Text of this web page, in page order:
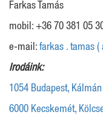
Farkas Tamás
mobil: +36 70 381 05
e-mail: farkas . tamas (
Irodáink:
1054 Budapest,
6000 Kecskemét,